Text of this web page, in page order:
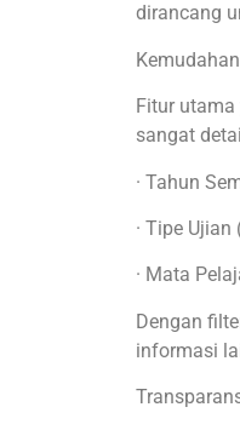
dirancang
Fitur
sangat
· Tahun
· Tipe
· Mata
Dengan
informasi